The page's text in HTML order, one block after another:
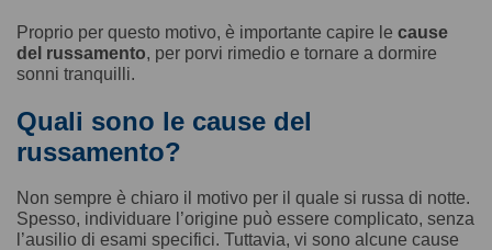
Proprio per questo motivo, è importante capire le cause
del russamento, per porvi rimedio e tornare a dormire
sonni tranquilli.
Quali sono le cause del
russamento?
Non sempre è chiaro il motivo per il quale si russa di notte.
Spesso, individuare l’origine può essere complicato, senza
l’ausilio di esami specifici. Tuttavia, vi sono alcune cause